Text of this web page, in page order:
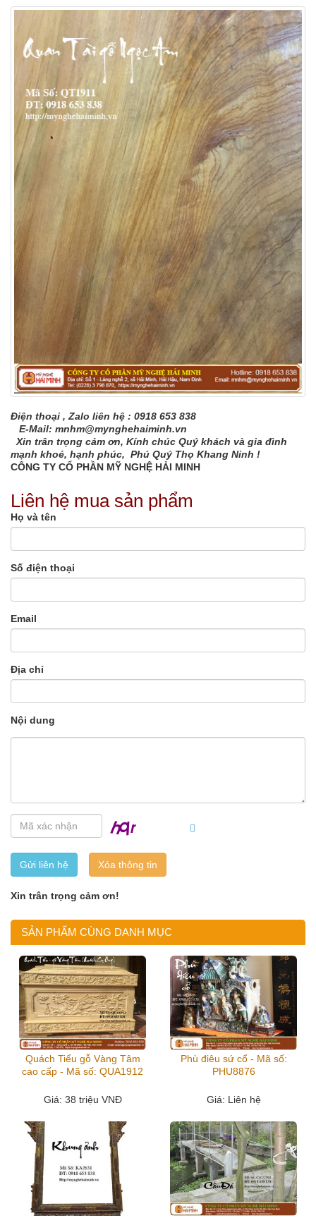
Điện thoại , Zalo liên hệ : 0918 653 838
E-Mail: mnhm@mynghehaiminh.vn
Xin trân trọng cảm ơn, Kính chúc Quý khách và gia đình
mạnh khoẻ, hạnh phúc, Phú Quý Thọ Khang Ninh !
CÔNG TY CỔ PHẦN MỸ NGHỆ HẢI MINH
Liên hệ mua sản phẩm
Họ và tên
Số điện thoại
Email
Địa chỉ
Nội dung
Gửi liên hệ
Xin trân trọng cảm ơn!
SẢN PHẨM CÙNG DANH MỤC
Quách Tiểu gỗ Vàng Tâm
cao cấp - Mã số: QUA1912
Giá: 38 triệu VNĐ
Phù điêu sứ cổ - Mã số:
PHU8876
Giá: Liên hệ